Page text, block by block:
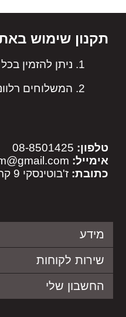
תקנון שימוש
ניתן להזמין
המשלוחים
טלפון:
אימייל:
כתובת: ז'בוטינסקי 9 קריית מלאכי
מידע
שירות לקוחות
החשבון שלי